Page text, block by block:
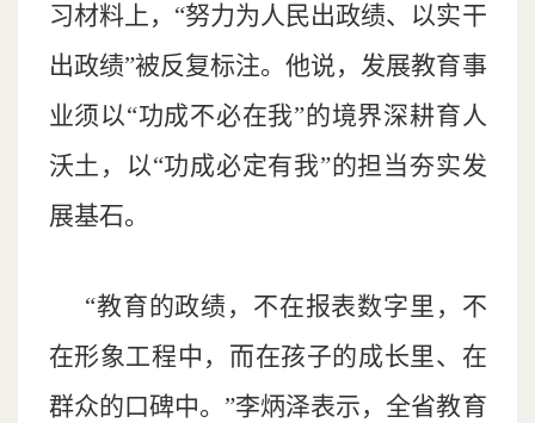
习材料上，“努力为人民出政绩、以实干
出政绩”被反复标注。他说，发展教育事
业须以“功成不必在我”的境界深耕育人
沃土，以“功成必定有我”的担当夯实发
展基石。
“教育的政绩，不在报表数字里，不
在形象工程中，而在孩子的成长里、在
群众的口碑中。”李炳泽表示，全省教育